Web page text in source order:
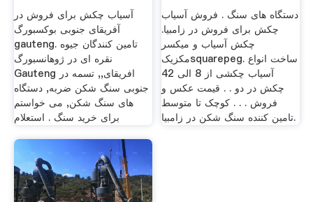
آسیاب چکش برای فروش در
آفریقای جنوبی بوکسبورگ
gauteng. تامین کنندگان جیوه
نقره ای در ژوهانسبورگ
Gauteng افریقای,, تسمه در
جنوبی سنگ شکن ضربه, دستگاه
های سنگ شکن, می خواستم
برای خرید سنگ . استعلام
دستگاه های سنگ . فروش آسیاب
چکش برای فروش در زامبیا.
چکش آسیاب و میکسر
مکزیکsquarepeg. ساخت انواع
آسیاب چکشی از 8 الی 42
چکش در دو . . قيمت عکس و
فروش . . . کوچک تا متوسط
تامین کننده سنگ شکن در زامبیا.